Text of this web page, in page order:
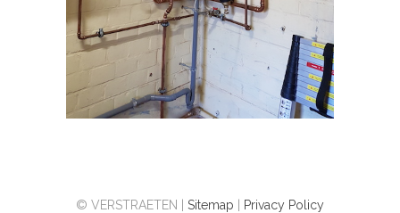
© VERSTRAETEN | Sitemap Privacy Policy